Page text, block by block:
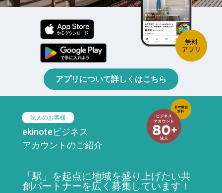
アプリについて詳しくはこちら
法人のお客様
ekinoteビジネス
アカウントのご紹介
「駅」を起点に地域を盛り上げたい共
創パートナーを広く募集しています！